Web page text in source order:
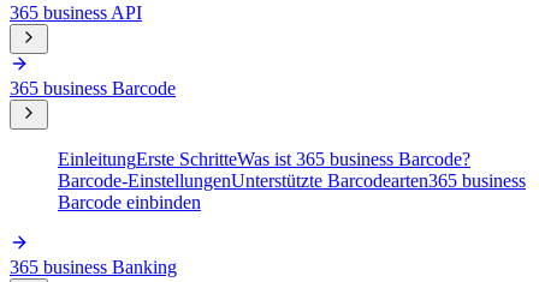
365 business API
365 business Barcode
EinleitungErste SchritteWas ist 365 business Barcode?
Barcode-EinstellungenUnterstützte Barcodearten365 business
Barcode einbinden
365 business Banking